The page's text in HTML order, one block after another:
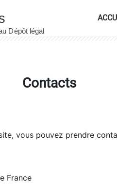
Contacts
vous pouvez prendre
France